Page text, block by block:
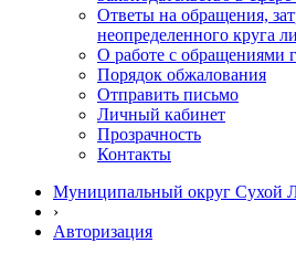
Ответы на обращения,
неопределенного круга
О работе с обращениями
Порядок обжалования
Отправить письмо
Личный кабинет
Прозрачность
Контакты
Муниципальный округ Сухой
›
Авторизация